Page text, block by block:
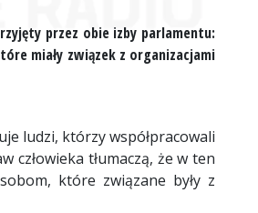
przez obie izby parlamentu:
miały związek z organizacjami
ludzi, którzy współpracowali
człowieka tłumaczą, że w ten
które związane były z